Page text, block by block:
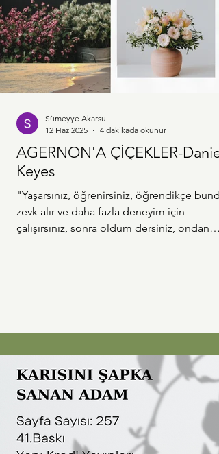
AGERNON'A ÇİÇEKLER-Daniel
Keyes
"Yaşarsınız, öğrenirsiniz, öğrendikçe
zevk alır ve daha fazla deneyim için
çalışırsınız, sonra oldum dersiniz, ondan
Sümeyye Akarsu
12 Haz 2025
4 dakikada okunur